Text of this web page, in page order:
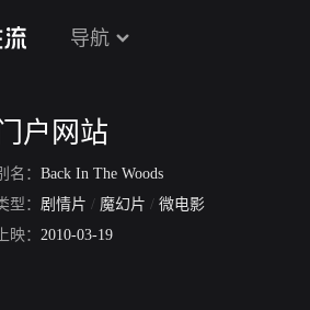
导航
户网站
名： Back In The Woods
型： 剧情片 / 魔幻片 / 微电影
上映： 2010-03-19